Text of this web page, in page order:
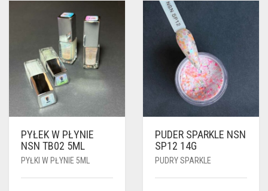
PYŁEK W PŁYNIE
NSN TB02 5ML
PYŁKI W PŁYNIE 5ML
PUDER SPARKLE NSN
SP12 14G
PUDRY SPARKLE